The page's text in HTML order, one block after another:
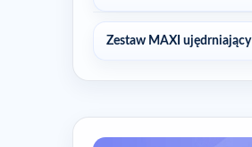
Zestaw MAXI ujędrniający